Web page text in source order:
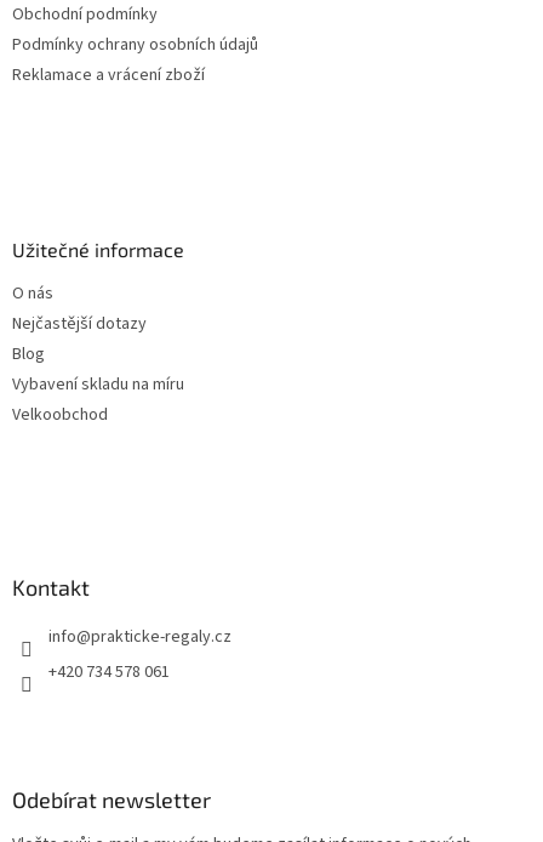
Obchodní podmínky
Podmínky ochrany osobních údajů
Reklamace a vrácení zboží
Užitečné informace
O nás
Nejčastější dotazy
Blog
Vybavení skladu na míru
Velkoobchod
Kontakt
info@prakticke-regaly.cz
+420 734 578 061
Odebírat newsletter